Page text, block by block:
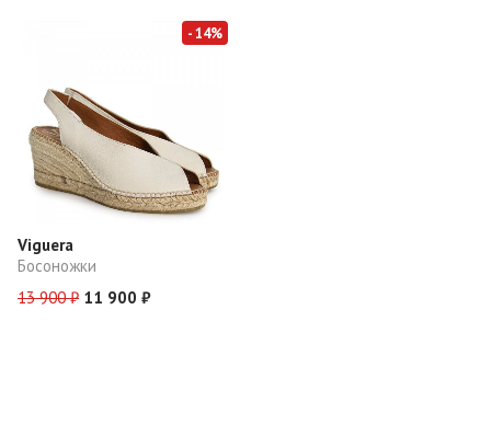
- 14%
Viguera
Босоножки
13 900 ₽ 11 900 ₽